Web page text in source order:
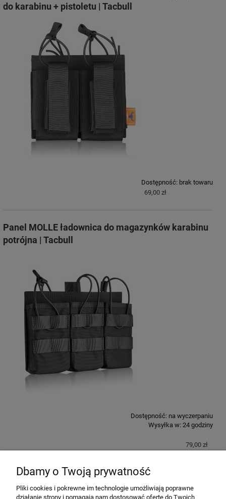
do karabinu + pistoletu | Tacbull
Dostępność: brak towaru
69,00 zł
Panel MOLLE ładownica do magazynków karabinu
potrójna | Tacbull
Dostępność: na wyczerpaniu
Wysyłka w: 24 godziny
79,00 zł
Dbamy o Twoją prywatność
Pliki cookies i pokrewne im technologie umożliwiają poprawne
działanie strony i pomagają nam dostosować ofertę do Twoich